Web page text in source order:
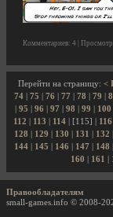
Комментариев: 4 |
Перейти на страницу: <
74
75 76 77 78 79
95 96 97 98 99 100
112
113 114 | [115] | 116
128
129 130 131 132
144| 145 146 147 148
160
161
Правообладателям
small-games.info © 2008-